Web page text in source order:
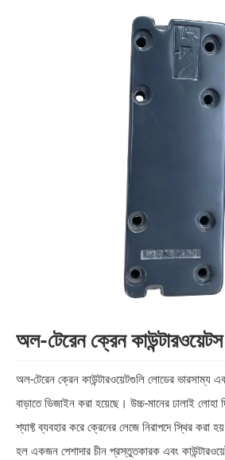
অল-টেরেন ক্রেন কাউন্টারওয়েটস
অল-টেরেন ক্রেন কাউন্টারওয়েটগুলি লোডের ভারসাম্য
বাড়াতে ডিজাইন করা হয়েছে। উচ্চ-মানের ঢালাই লোহা
শ্যাফ্ট ব্যবহার করে ক্রেনের লেজে নিরাপদে স্থির
হল একজন পেশাদার চীন প্রস্তুতকারক এবং কাউন্টারওয়েট